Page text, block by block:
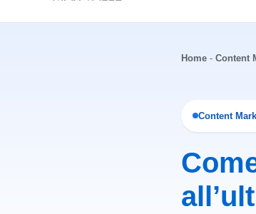
Home - Content
Content